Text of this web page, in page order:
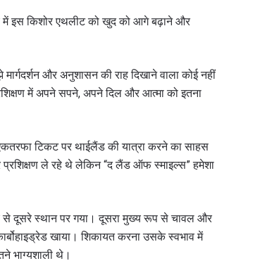
में इस किशोर एथलीट को खुद को आगे बढ़ाने और
और अनुशासन की राह दिखाने वाला कोई नहीं
में अपने सपने, अपने दिल और आत्मा को इतना
टिकट पर थाईलैंड की यात्रा करने का साहस
प्रशिक्षण ले रहे थे लेकिन “द लैंड ऑफ स्माइल्स” हमेशा
से दूसरे स्थान पर गया। दूसरा मुख्य रूप से चावल और
खाया। शिकायत करना उसके स्वभाव में
भाग्यशाली थे।